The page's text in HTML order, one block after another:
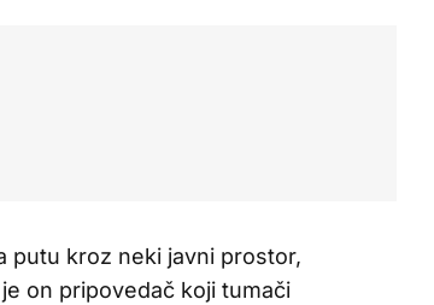
putu kroz neki javni prostor,
on pripovedač koji tumači